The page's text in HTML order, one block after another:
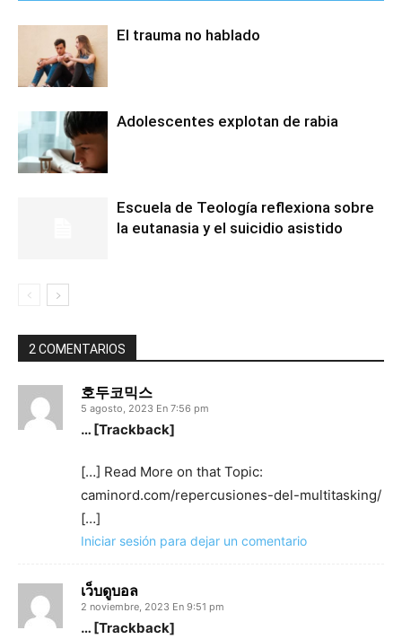
El trauma no hablado
Adolescentes explotan de rabia
Escuela de Teología reflexiona sobre
la eutanasia y el suicidio asistido
2 COMENTARIOS
호두코믹스
5 agosto, 2023 En 7:56 pm
… [Trackback]
[…] Read More on that Topic:
caminord.com/repercusiones-del-multitasking/
[…]
Iniciar sesión para dejar un comentario
เว็บดูบอล
2 noviembre, 2023 En 9:51 pm
… [Trackback]